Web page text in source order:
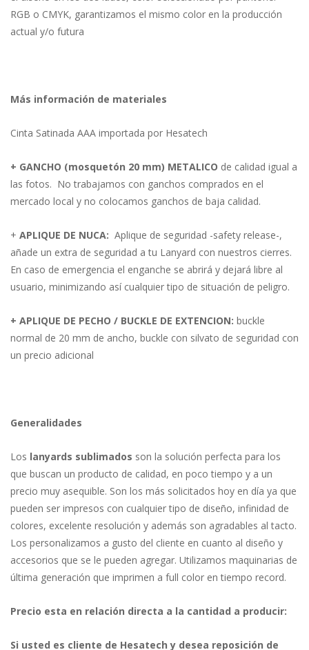
RGB o CMYK, garantizamos el mismo color en la producción
actual y/o futura
Más información de materiales
Cinta Satinada AAA importada por Hesatech
+ GANCHO (mosquetón 20 mm) METALICO de calidad igual a
las fotos. No trabajamos con ganchos comprados en el
mercado local y no colocamos ganchos de baja calidad.
+ APLIQUE DE NUCA: Aplique de seguridad -safety release-,
añade un extra de seguridad a tu Lanyard con nuestros cierres.
En caso de emergencia el enganche se abrirá y dejará libre al
usuario, minimizando así cualquier tipo de situación de peligro.
+ APLIQUE DE PECHO / BUCKLE DE EXTENCION: buckle
normal de 20 mm de ancho, buckle con silvato de seguridad con
un precio adicional
Generalidades
Los lanyards sublimados son la solución perfecta para los
que buscan un producto de calidad, en poco tiempo y a un
precio muy asequible. Son los más solicitados hoy en día ya que
pueden ser impresos con cualquier tipo de diseño, infinidad de
colores, excelente resolución y además son agradables al tacto.
Los personalizamos a gusto del cliente en cuanto al diseño y
accesorios que se le pueden agregar. Utilizamos maquinarias de
última generación que imprimen a full color en tiempo record.
Precio esta en relación directa a la cantidad a producir:
Si usted es cliente de Hesatech y desea reposición de